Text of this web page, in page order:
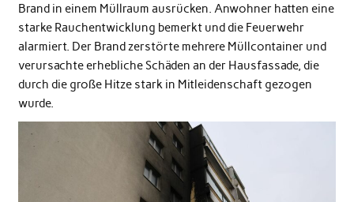
Brand in einem Müllraum ausrücken. Anwohner hatten eine
starke Rauchentwicklung bemerkt und die Feuerwehr
alarmiert. Der Brand zerstörte mehrere Müllcontainer und
verursachte erhebliche Schäden an der Hausfassade, die
durch die große Hitze stark in Mitleidenschaft gezogen
wurde.